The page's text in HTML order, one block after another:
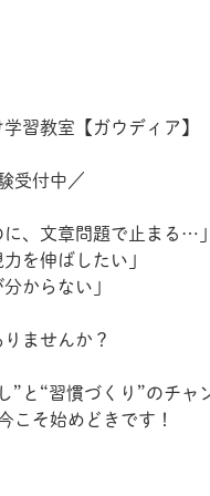
習教室【ガウディア】
受付中／
に、文章問題で止まる…」
を伸ばしたい」
からない」
ませんか？
”と“習慣づくり”のチャ
こそ始めどきです！